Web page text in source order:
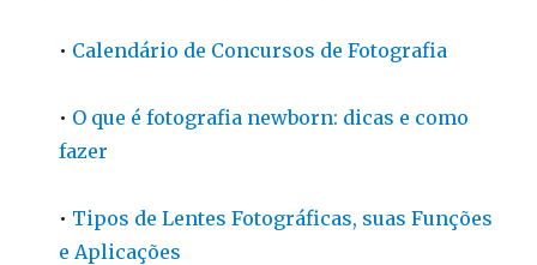
• Calendário de Concursos de Fotografia
• O que é fotografia newborn: dicas e como
fazer
• Tipos de Lentes Fotográficas, suas Funções
e Aplicações